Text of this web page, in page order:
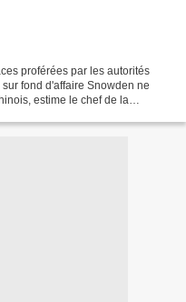
proférées par les autorités
fond d'affaire Snowden ne
estime le chef de la